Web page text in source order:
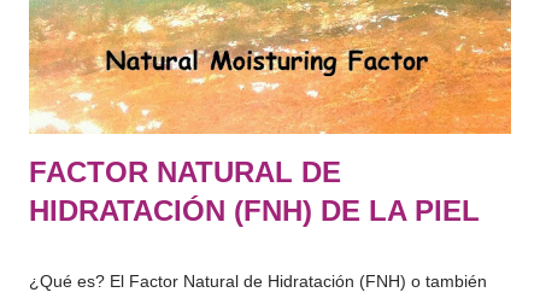
necesidad de hidratación.
FACTOR NATURAL DE
HIDRATACIÓN (FNH) DE LA PIEL
¿Qué es? El Factor Natural de Hidratación (FNH) o también